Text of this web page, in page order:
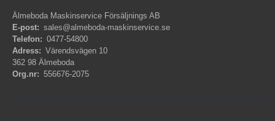
Älmeboda Maskinservice Försäljnings AB
E-post: sales@almeboda-maskinservice.se
Telefon: 0477-54800
Adress: Värendsvägen 10
362 98 Älmeboda
Org.nr: 556676-2075